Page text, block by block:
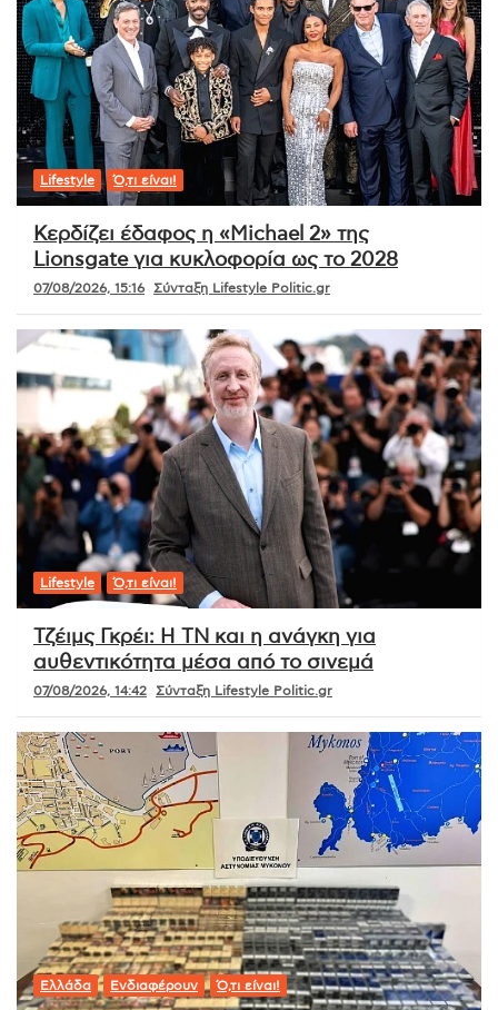
Lifestyle Ό,τι είναι!
Κερδίζει έδαφος η «Michael 2» της
Lionsgate για κυκλοφορία ως το 2028
07/08/2026, 15:16 Σύνταξη Lifestyle Politic.gr
Lifestyle Ό,τι είναι!
Τζέιμς Γκρέι: Η ΤΝ και η ανάγκη για
αυθεντικότητα μέσα από το σινεμά
07/08/2026, 14:42 Σύνταξη Lifestyle Politic.gr
Ελλάδα Ενδιαφέρουν Ό,τι είναι!